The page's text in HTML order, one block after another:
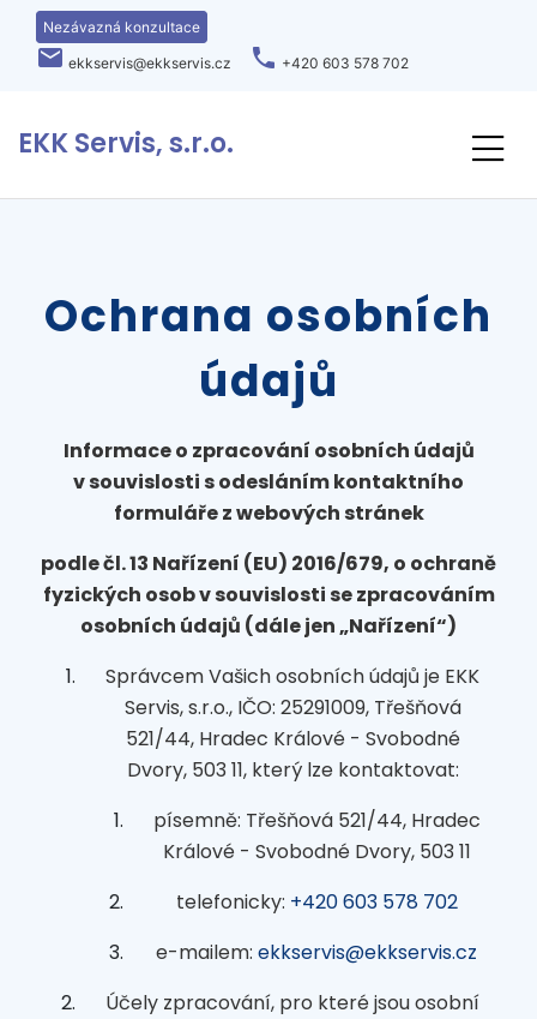
EKK Servis, s.r.o.
Ochrana osobních
údajů
Informace o zpracování osobních údajů
v souvislosti s odesláním kontaktního
formuláře z webových stránek
podle čl. 13 Nařízení (EU) 2016/679, o ochraně
fyzických osob v souvislosti se zpracováním
osobních údajů (dále jen „Nařízení“)
Správcem Vašich osobních údajů je EKK
Servis, s.r.o., IČO: 25291009, Třešňová
521/44, Hradec Králové - Svobodné
Dvory, 503 11, který lze kontaktovat:
písemně: Třešňová 521/44, Hradec
Králové - Svobodné Dvory, 503 11
telefonicky: +420 603 578 702
e-mailem: ekkservis@ekkservis.cz
Účely zpracování, pro které jsou osobní
Nezávazná konzultace
local_post_office ekkservis@ekkservis.cz phone +420 603 578 702